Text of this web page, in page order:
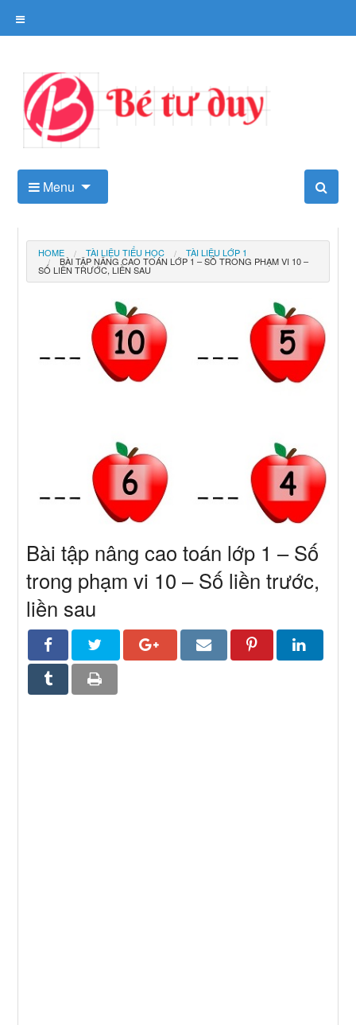
Kho tài liệu tư duy cho trẻ
Menu
HOME TÀI LIỆU TIỂU HỌC TÀI LIỆU LỚP 1
BÀI TẬP NÂNG CAO TOÁN LỚP 1 – SỐ TRONG PHẠM VI 10 –
SỐ LIỀN TRƯỚC, LIỀN SAU
Bài tập nâng cao toán lớp 1 – Số
trong phạm vi 10 – Số liền trước,
liền sau